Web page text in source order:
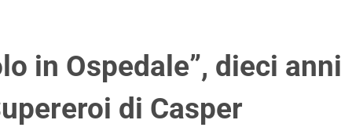
in Ospedale”, dieci anni
di Casper